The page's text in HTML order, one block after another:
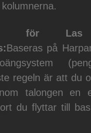
för Las
Baseras på
regeln är att du
talongen en
du flyttar till